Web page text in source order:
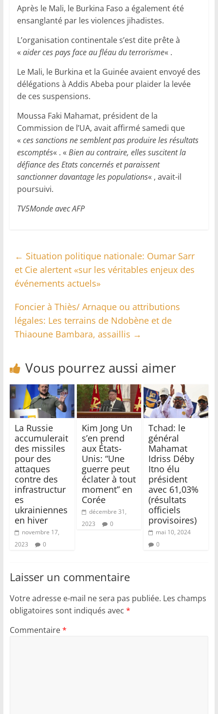
Après le Mali, le Burkina Faso a également été
ensanglanté par les violences jihadistes.
L’organisation continentale s’est dite prête à
« aider ces pays face au fléau du terrorisme« .
Le Mali, le Burkina et la Guinée avaient envoyé des
délégations à Addis Abeba pour plaider la levée
de ces suspensions.
Moussa Faki Mahamat, président de la
Commission de l’UA, avait affirmé samedi que
« ces sanctions ne semblent pas produire les résultats
escomptés« . « Bien au contraire, elles suscitent la
défiance des Etats concernés et paraissent
sanctionner davantage les populations« , avait-il
poursuivi.
TV5Monde avec AFP
← Situation politique nationale: Oumar Sarr
et Cie alertent «sur les véritables enjeux des
événements actuels»
Foncier à Thiès/ Arnaque ou attributions
légales: Les terrains de Ndobène et de
Thiaoune Bambara, assaillis →
Vous pourrez aussi aimer
La Russie
accumulerait
des missiles
pour des
attaques
contre des
infrastructur
es
ukrainiennes
en hiver
novembre 17,
2023
0
Kim Jong Un
s’en prend
aux États-
Unis: “Une
guerre peut
éclater à tout
moment” en
Corée
décembre 31,
2023
0
Tchad: le
général
Mahamat
Idriss Déby
Itno élu
président
avec 61,03%
(résultats
officiels
provisoires)
mai 10, 2024
0
Laisser un commentaire
Votre adresse e-mail ne sera pas publiée. Les champs
obligatoires sont indiqués avec *
Commentaire*